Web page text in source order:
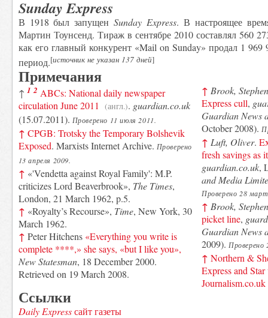
Sunday Express
В 1918 был запущенSunday Express. В настроящее
Мартин Тоунсенд. Тираж в сентябре 2010 составлял 560
как его главный конкурент «Mail on Sunday» продал 1
период.[источник не указан 137 дней]
Примечания
↑ 1 2 ABCs: National daily newspaper
circulation June 2011
(англ.). guardian.co.uk
(15.07.2011). Проверено 11 июля 2011.
↑ CPGB: Trotsky the Temporary Bolshevik
Exposed . Marxists Internet Archive. Проверено
13 апреля 2009.
↑ «'Vendetta against Royal Family': M.P.
criticizes Lord Beaverbrook», The Times,
London, 21 March 1962, p.5.
↑ «Royalty’s Recourse», Time, New York, 30
March 1962.
↑ Peter Hitchens «Everything you write is
complete ****,» she says, «but I like you»,
New Statesman, 18 December 2000.
Retrieved on 19 March 2008.
↑ Brook,
Express cull,
Guardian News
October 2008).
↑ Luft, Oliver.
fresh savings as
guardian.co.uk,
and Media
Проверено 28
↑ Brook,
picket line,
Guardian News
2009).
↑ Northern &
Express and
Journalism.co.uk
Ссылки
Daily Expressсайт газеты